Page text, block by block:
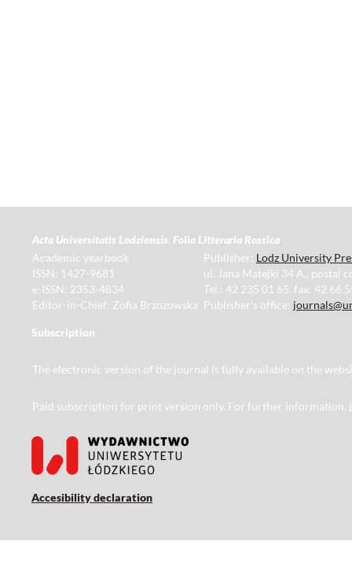
Acta Universitatis Lodziensis. Folia Litteraria Rossica
Academic yearbook
ISSN: 1427-9681
e-ISSN: 2353-4834
Editor-in-Chief: Zofia Brzozowska
Publisher: Lodz University
ul. Jana Matejki 34 A., postal
Tel.: 42 235 01 65, fax: 42 66
Publisher's office:
Subscription
The electronic version of the journal is fully available on the
Paid subscription for print version only. For further information,
Accesibility declaration